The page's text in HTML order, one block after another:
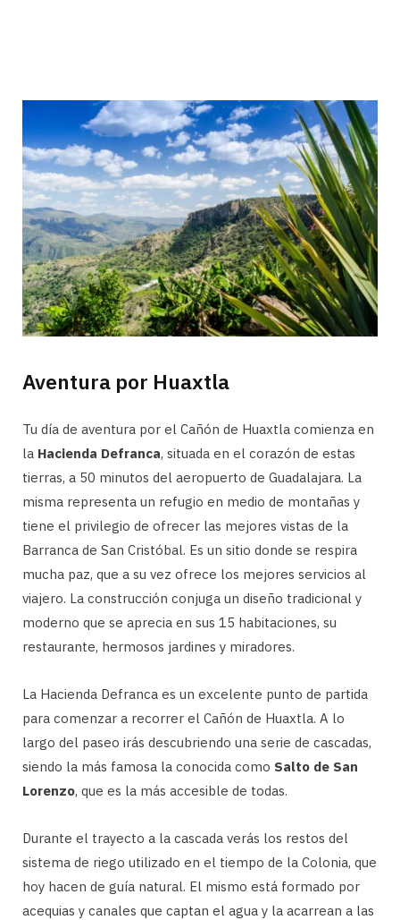
Aventura por Huaxtla
Tu día de aventura por el Cañón de Huaxtla comienza en
la Hacienda Defranca, situada en el corazón de estas
tierras, a 50 minutos del aeropuerto de Guadalajara. La
misma representa un refugio en medio de montañas y
tiene el privilegio de ofrecer las mejores vistas de la
Barranca de San Cristóbal. Es un sitio donde se respira
mucha paz, que a su vez ofrece los mejores servicios al
viajero. La construcción conjuga un diseño tradicional y
moderno que se aprecia en sus 15 habitaciones, su
restaurante, hermosos jardines y miradores.
La Hacienda Defranca es un excelente punto de partida
para comenzar a recorrer el Cañón de Huaxtla. A lo
largo del paseo irás descubriendo una serie de cascadas,
siendo la más famosa la conocida como Salto de San
Lorenzo, que es la más accesible de todas.
Durante el trayecto a la cascada verás los restos del
sistema de riego utilizado en el tiempo de la Colonia, que
hoy hacen de guía natural. El mismo está formado por
acequias y canales que captan el agua y la acarrean a las